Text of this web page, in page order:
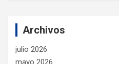
Archivos
julio 2026